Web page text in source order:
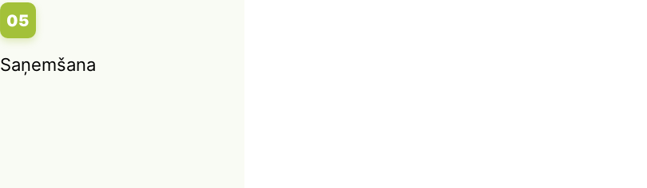
05
Saņemšana